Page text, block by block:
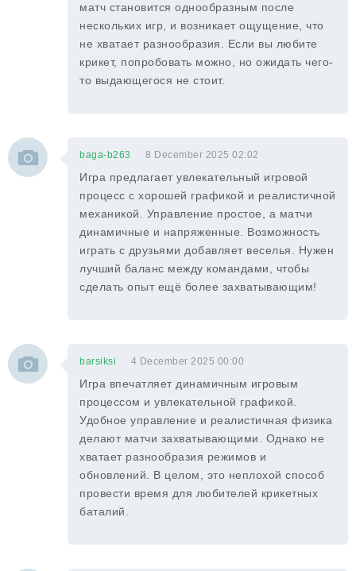
матч становится однообразным после
нескольких игр, и возникает ощущение, что
не хватает разнообразия. Если вы любите
крикет, попробовать можно, но ожидать чего-
то выдающегося не стоит.
baga-b263 8 December 2025 02:02
Игра предлагает увлекательный игровой
процесс с хорошей графикой и реалистичной
механикой. Управление простое, а матчи
динамичные и напряженные. Возможность
играть с друзьями добавляет веселья. Нужен
лучший баланс между командами, чтобы
сделать опыт ещё более захватывающим!
barsiksi 4 December 2025 00:00
Игра впечатляет динамичным игровым
процессом и увлекательной графикой.
Удобное управление и реалистичная физика
делают матчи захватывающими. Однако не
хватает разнообразия режимов и
обновлений. В целом, это неплохой способ
провести время для любителей крикетных
баталий.